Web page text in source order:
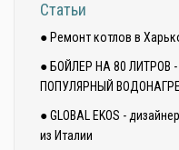
Статьи
● Ремонт котлов в
● БОЙЛЕР НА 80 ЛИТРОВ
ПОПУЛЯРНЫЙ
● GLOBAL EKOS -
из Италии